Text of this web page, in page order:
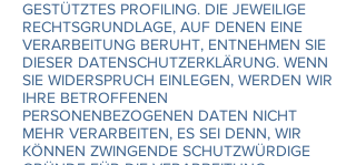
GESTÜTZTES PROFILING. DIE JEWEILIGE
RECHTSGRUNDLAGE, AUF DENEN EINE
VERARBEITUNG BERUHT, ENTNEHMEN SIE
DIESER DATENSCHUTZERKLÄRUNG. WENN
SIE WIDERSPRUCH EINLEGEN, WERDEN WIR
IHRE BETROFFENEN
PERSONENBEZOGENEN DATEN NICHT
MEHR VERARBEITEN, ES SEI DENN, WIR
KÖNNEN ZWINGENDE SCHUTZWÜRDIGE